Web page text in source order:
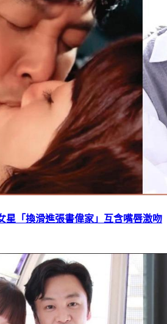
星「換滑進張書偉家」互含嘴唇激吻